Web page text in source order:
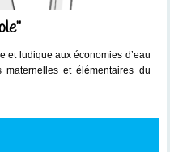
et ludique aux économies d’eau
maternelles et élémentaires du